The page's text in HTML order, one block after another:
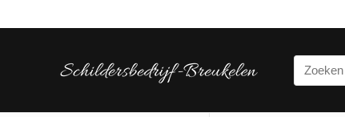
Search
for: